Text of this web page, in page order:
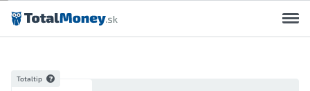
Preskočiť na obsah
Totaltip